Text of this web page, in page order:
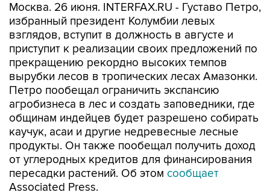
Москва. 26 июня. INTERFAX.RU - Густаво Петро,
избранный президент Колумбии левых
взглядов, вступит в должность в августе и
приступит к реализации своих предложений по
прекращению рекордно высоких темпов
вырубки лесов в тропических лесах Амазонки.
Петро пообещал ограничить экспансию
агробизнеса в лес и создать заповедники, где
общинам индейцев будет разрешено собирать
каучук, асаи и другие недревесные лесные
продукты. Он также пообещал получить доход
от углеродных кредитов для финансирования
пересадки растений. Об этом сообщает
Associated Press.